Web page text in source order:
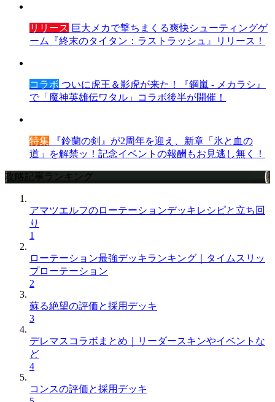
リリース 巨大メカで撃ちまくる爽快シューティングゲ
ーム『終末のタイタン：ラストラッシュ』リリース！
コラボ ついに虎王＆影虎が来た！『鋼嵐 - メカラシ』
で「魔神英雄伝ワタル」コラボ後半が開催！
特集 『鈴蘭の剣』が2周年を迎え、新章「氷と血の
道」を解禁ッ！記念イベントの報酬もお見逃し無く！
攻略記事ランキング
アマツエルフのローテーションデッキレシピと立ち回
り
1
ローテーション最強デッキランキング｜タイムスリッ
プローテーション
2
蘇る絶望の評価と採用デッキ
3
デレマスコラボまとめ｜リーダースキンやイベントな
ど
4
コンスの評価と採用デッキ